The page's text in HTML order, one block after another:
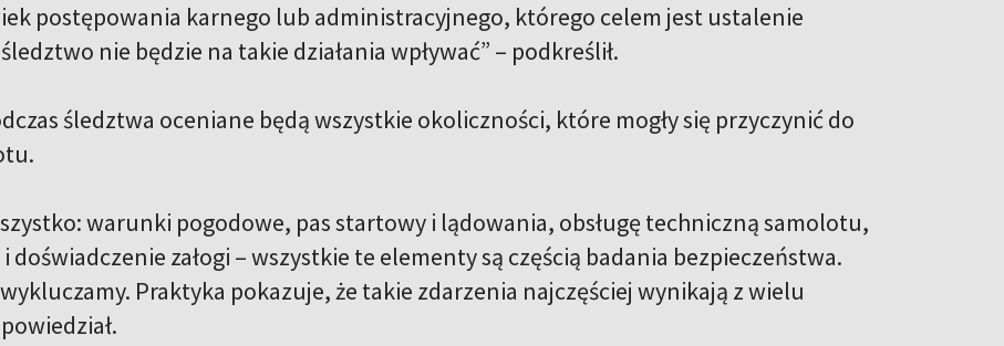
postępowania karnego lub administracyjnego, którego celem jest ustalenie
nie będzie na takie działania wpływać” – podkreślił.
śledztwa oceniane będą wszystkie okoliczności, które mogły się przyczynić do
warunki pogodowe, pas startowy i lądowania, obsługę techniczną samolotu,
doświadczenie załogi – wszystkie te elementy są częścią badania bezpieczeństwa.
Praktyka pokazuje, że takie zdarzenia najczęściej wynikają z wielu